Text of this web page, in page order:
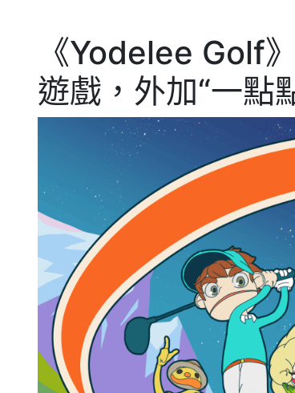
《Yodelee Golf
遊戲，外加“一點